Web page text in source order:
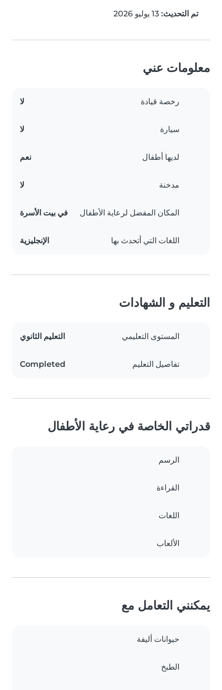
تم التحديث:
معلومات عني
رخصة قيادة لا
سيارة لا
لديها أطفال نعم
مدخنة لا
المكان المفضل لرعاية الأطفال في بيت الأسرة
اللغات التي أتحدث بها الإنجليزية
التعليم و الشهادات
المستوى التعليمي التعليم الثانوي
تفاصيل التعليم Completed
قدراتي الخاصة في رعاية الأطفال
الرسم
القراءة
اللغات
الألعاب
يمكنني التعامل مع
حيوانات أليفة
الطبخ